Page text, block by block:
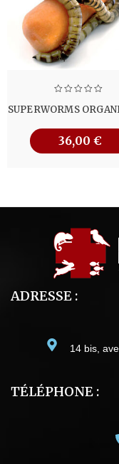
SUPERWORMS
36,00 €
ADRESSE :
14 bis,
TÉLÉPHONE :